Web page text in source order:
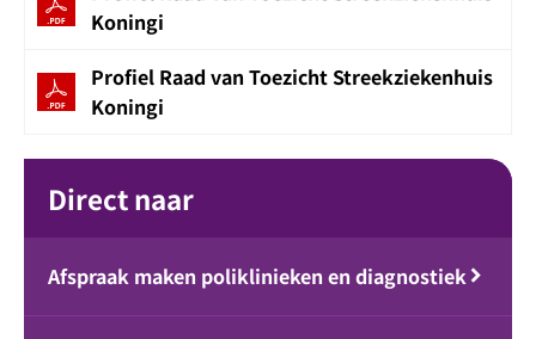
Koningi
Profiel Raad van Toezicht Streekziekenhuis
Koningi
Direct naar
Afspraak maken poliklinieken en diagnostiek